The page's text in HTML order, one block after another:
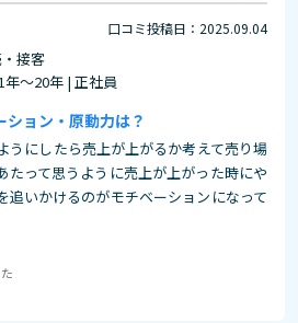
口コミ投稿日：2025.09.04
接客
～20年 | 正社員
ョン・原動力は？
うにしたら売上が上がるか考えて売り場
たって思うように売上が上がった時にや
追いかけるのがモチベーションになって